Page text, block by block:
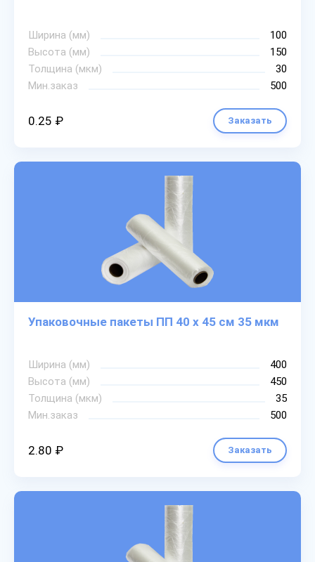
Ширина (мм)
100
Высота (мм)
150
Толщина (мкм)
30
Мин.заказ
500
0.25 ₽ Заказать
Упаковочные пакеты ПП 40 х 45 см 35 мкм
Ширина (мм)
400
Высота (мм)
450
Толщина (мкм)
35
Мин.заказ
500
2.80 ₽ Заказать